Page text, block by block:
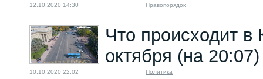
12.10.2020 14:30 Правопорядок
Что происходит в
октября (на 20:07)
10.10.2020 22:02 Политика